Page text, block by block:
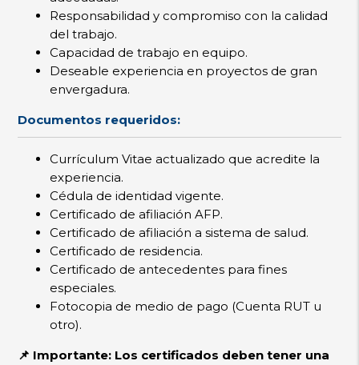
Responsabilidad y compromiso con la calidad
del trabajo.
Capacidad de trabajo en equipo.
Deseable experiencia en proyectos de gran
envergadura.
Documentos requeridos:
Currículum Vitae actualizado que acredite la
experiencia.
Cédula de identidad vigente.
Certificado de afiliación AFP.
Certificado de afiliación a sistema de salud.
Certificado de residencia.
Certificado de antecedentes para fines
especiales.
Fotocopia de medio de pago (Cuenta RUT u
otro).
📌 Importante: Los certificados deben tener una